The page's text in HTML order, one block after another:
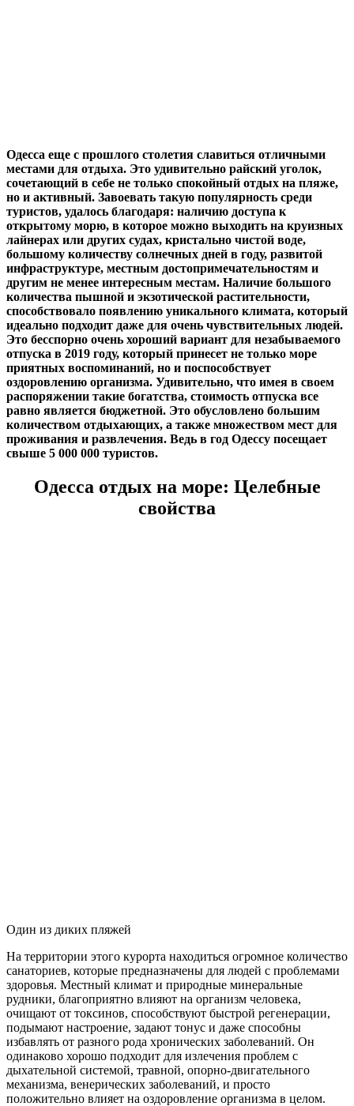
Одесса еще с прошлого столетия славиться отличными
местами для отдыха. Это удивительно райский уголок,
сочетающий в себе не только спокойный отдых на пляже,
но и активный. Завоевать такую популярность среди
туристов, удалось благодаря: наличию доступа к
открытому морю, в которое можно выходить на круизных
лайнерах или других судах, кристально чистой воде,
большому количеству солнечных дней в году, развитой
инфраструктуре, местным достопримечательностям и
другим не менее интересным местам. Наличие большого
количества пышной и экзотической растительности,
способствовало появлению уникального климата, который
идеально подходит даже для очень чувствительных людей.
Это бесспорно очень хороший вариант для незабываемого
отпуска в 2019 году, который принесет не только море
приятных воспоминаний, но и поспособствует
оздоровлению организма. Удивительно, что имея в своем
распоряжении такие богатства, стоимость отпуска все
равно является бюджетной. Это обусловлено большим
количеством отдыхающих, а также множеством мест для
проживания и развлечения. Ведь в год Одессу посещает
свыше 5 000 000 туристов.
Одесса отдых на море: Целебные
свойства
Один из диких пляжей
На территории этого курорта находиться огромное количество
санаториев, которые предназначены для людей с проблемами
здоровья. Местный климат и природные минеральные
рудники, благоприятно влияют на организм человека,
очищают от токсинов, способствуют быстрой регенерации,
подымают настроение, задают тонус и даже способны
избавлять от разного рода хронических заболеваний. Он
одинаково хорошо подходит для излечения проблем с
дыхательной системой, травной, опорно-двигательного
механизма, венерических заболеваний, и просто
положительно влияет на оздоровление организма в целом.